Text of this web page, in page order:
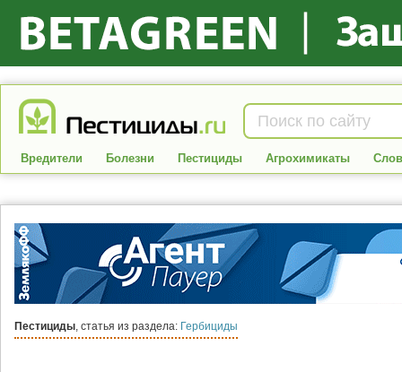
Вредители Болезни Пестициды Агрохимикаты
Пестициды, статья из раздела: Гербициды